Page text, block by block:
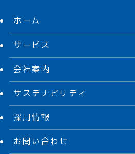
ホーム
サービス
会社案内
サステナビリティ
採用情報
お問い合わせ